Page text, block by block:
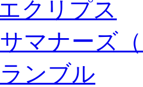
クリプス
マナーズ
ンブル